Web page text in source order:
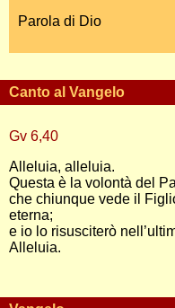
Parola di Dio
Canto al Vangelo
Gv 6,40
Alleluia, alleluia.
Questa è la volontà del
che chiunque vede il
eterna;
e io lo risusciterò
Alleluia.